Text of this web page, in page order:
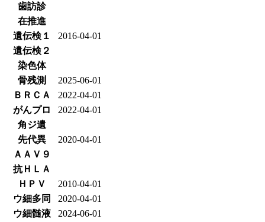
歯訪診
在推進
遺伝検１
2016-04-01
遺伝検２
染色体
骨残測
2025-06-01
ＢＲＣＡ
2022-04-01
がんプロ
2022-04-01
角ジ遺
先代異
2020-04-01
ＡＡＶ９
抗ＨＬＡ
ＨＰＶ
2010-04-01
ウ細多同
2020-04-01
ウ細髄液
2024-06-01